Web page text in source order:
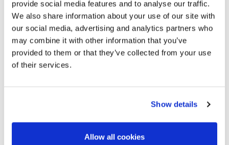
provide social media features and to analyse our traffic.
We also share information about your use of our site with
our social media, advertising and analytics partners who
may combine it with other information that you’ve
provided to them or that they’ve collected from your use
of their services.
Show details
Allow all cookies